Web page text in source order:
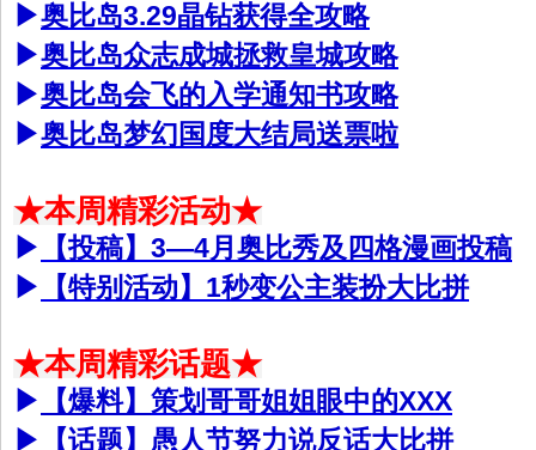
▶奥比岛3.29晶钻获得全攻略
▶奥比岛众志成城拯救皇城攻略
▶奥比岛会飞的入学通知书攻略
▶奥比岛梦幻国度大结局送票啦
★本周精彩活动★
▶
【投稿】3—4月奥比秀及四格漫画投稿
▶
【特别活动】1秒变公主装扮大比拼
★本周精彩话题★
▶ 【爆料】 策划哥哥姐姐眼中的XXX
▶
【话题】 愚人节努力说反话大比拼